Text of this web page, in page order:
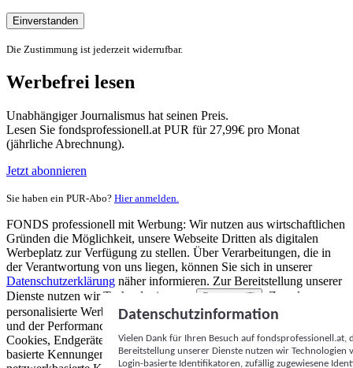
Einverstanden
Die Zustimmung ist jederzeit widerrufbar.
Werbefrei lesen
Unabhängiger Journalismus hat seinen Preis.
Lesen Sie fondsprofessionell.at PUR für 27,99€ pro Monat
(jährliche Abrechnung).
Jetzt abonnieren
Sie haben ein PUR-Abo? Hier anmelden.
FONDS professionell mit Werbung: Wir nutzen aus wirtschaftlichen
Gründen die Möglichkeit, unsere Webseite Dritten als digitalen
Werbeplatz zur Verfügung zu stellen. Über Verarbeitungen, die in
der Verantwortung von uns liegen, können Sie sich in unserer
Datenschutzerklärung näher informieren. Zur Bereitstellung unserer
Dienste nutzen wir Technologien von
Partnern (5)
. Zwecke:
personalisierte Werbung und Inhalte, Messung von Werbeleistung
und der Performance von Inhalten sowie Zielgruppenforschung.
Cookies, Endgeräte- oder ähnliche Online-Kennungen (z. B. login-
basierte Kennungen, zufällig generierte Kennungen,
Datenschutzinformation
Vielen Dank für Ihren Besuch auf
Bereitstellung unserer Dienste nutzen wir Technologien
Login-basierte Identifikatoren, zufällig zugewiesene